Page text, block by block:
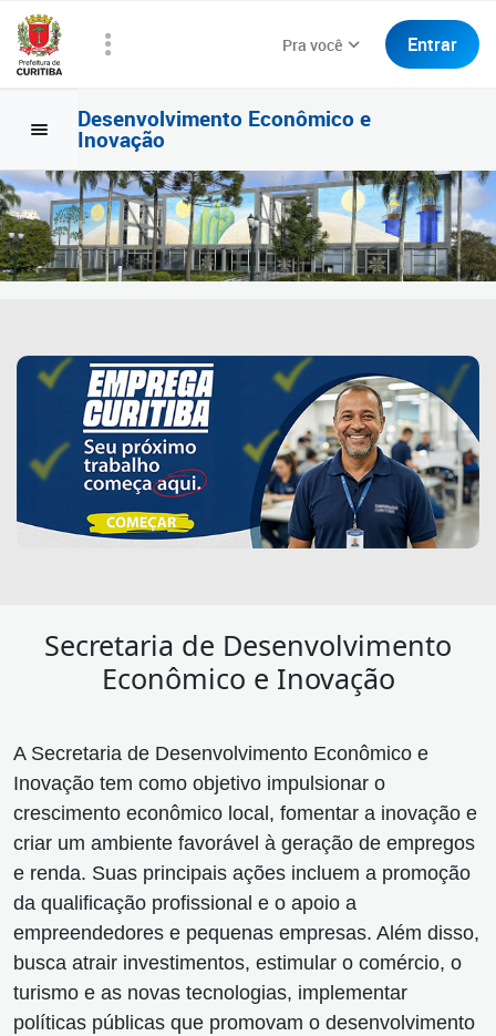
Pra você Entrar
Desenvolvimento Econômico e
Inovação
Secretaria de Desenvolvimento
Econômico e Inovação
A Secretaria de Desenvolvimento Econômico e
Inovação tem como objetivo impulsionar o
crescimento econômico local, fomentar a inovação e
criar um ambiente favorável à geração de empregos
e renda. Suas principais ações incluem a promoção
da qualificação profissional e o apoio a
empreendedores e pequenas empresas. Além disso,
busca atrair investimentos, estimular o comércio, o
turismo e as novas tecnologias, implementar
políticas públicas que promovam o desenvolvimento